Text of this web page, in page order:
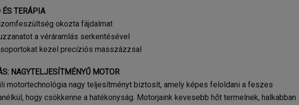
ÉS TERÁPIA
okozta fájdalmat
a véráramlás serkentésével
kezel precíziós masszázzsal
NAGYTELJESÍTMÉNYŰ MOTOR
motortechnológia nagy teljesítményt biztosít, amely képes feloldani a feszes
hogy csökkenne a hatékonyság. Motorjaink kevesebb hőt termelnek, halkabban